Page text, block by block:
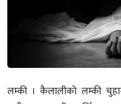
लम्की । कैलालीको लम्की